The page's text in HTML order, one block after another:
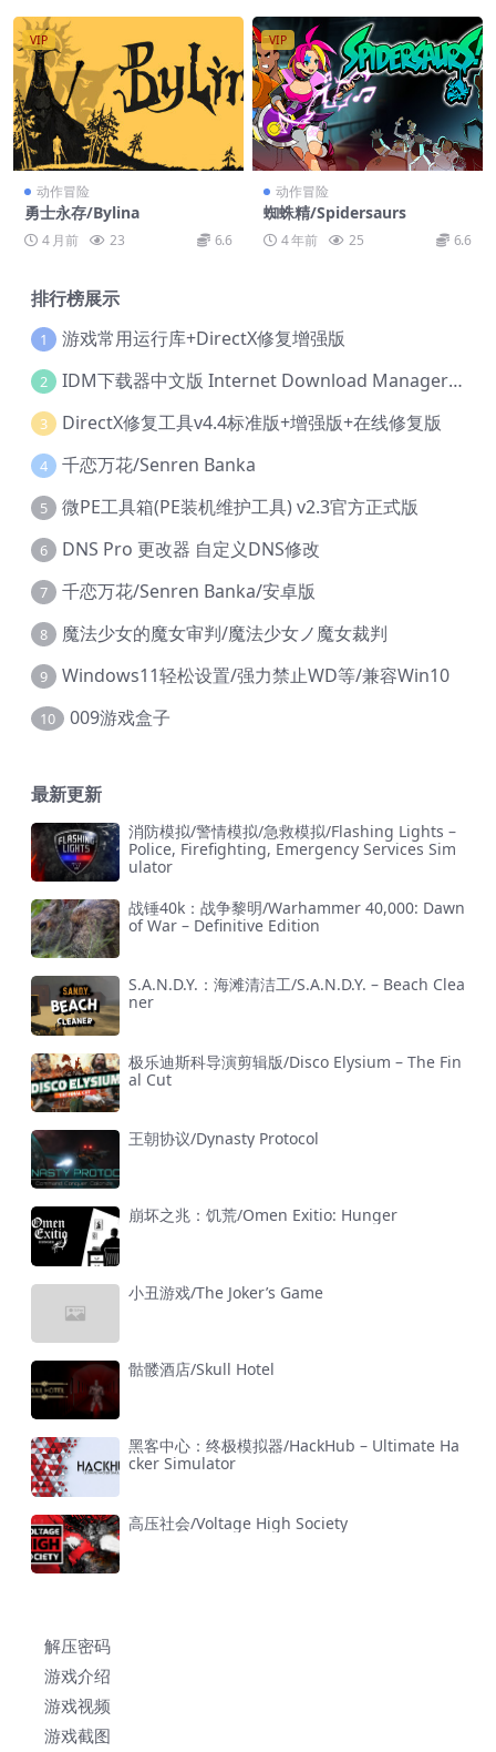
VIP
动作冒险
勇士永存/Bylina
4 月前 23 6.6
VIP
动作冒险
蜘蛛精/Spidersaurs
4 年前 25 6.6
排行榜展示
1 游戏常用运行库+DirectX修复增强版
2 IDM下载器中文版 Internet Download Manager v6.42.36 IDM
3 DirectX修复工具v4.4标准版+增强版+在线修复版
4 千恋万花/Senren Banka
5 微PE工具箱(PE装机维护工具) v2.3官方正式版
6 DNS Pro 更改器 自定义DNS修改
7 千恋万花/Senren Banka/安卓版
8 魔法少女的魔女审判/魔法少女ノ魔女裁判
9 Windows11轻松设置/强力禁止WD等/兼容Win10
10 009游戏盒子
最新更新
消防模拟/警情模拟/急救模拟/Flashing Lights –
Police, Firefighting, Emergency Services Sim
ulator
战锤40k：战争黎明/Warhammer 40,000: Dawn
of War – Definitive Edition
S.A.N.D.Y.：海滩清洁工/S.A.N.D.Y. – Beach Clea
ner
极乐迪斯科导演剪辑版/Disco Elysium – The Fin
al Cut
王朝协议/Dynasty Protocol
崩坏之兆：饥荒/Omen Exitio: Hunger
小丑游戏/The Joker’s Game
骷髅酒店/Skull Hotel
黑客中心：终极模拟器/HackHub – Ultimate Ha
cker Simulator
高压社会/Voltage High Society
解压密码
游戏介绍
游戏视频
游戏截图